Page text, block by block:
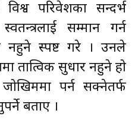
परिवेशका सन्दर्भ
सम्मान गर्न
नहुने स्पष्ट गरे । उनले
तात्विक सुधार नहुने हो
पर्न सक्नेतर्फ
बताए ।